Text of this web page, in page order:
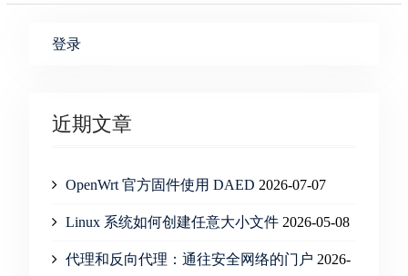
登录
近期文章
OpenWrt 官方固件使用 DAED 2026-07-07
Linux 系统如何创建任意大小文件 2026-05-08
代理和反向代理：通往安全网络的门户 2026-